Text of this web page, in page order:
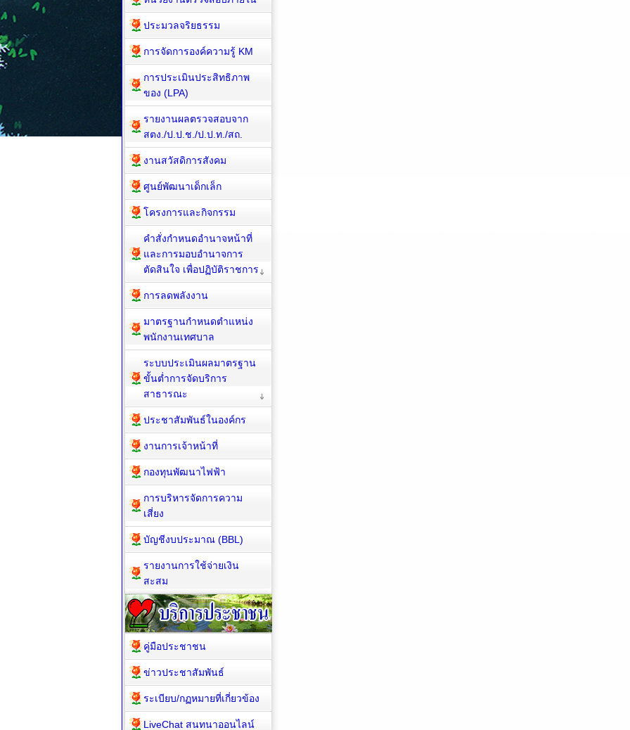
ประมวลจริยธรรม
การจัดการองค์ความรู้ KM
การประเมินประสิทธิภาพ
ของ (LPA)
รายงานผลตรวจสอบจาก
สตง./ป.ป.ช./ป.ป.ท./สถ.
งานสวัสดิการสังคม
ศูนย์พัฒนาเด็กเล็ก
โครงการและกิจกรรม
คำสั่งกำหนดอำนาจหน้าที่
และการมอบอำนาจการ
ตัดสินใจ เพื่อปฏิบัติราชการ
การลดพลังงาน
มาตรฐานกำหนดตำแหน่ง
พนักงานเทศบาล
ระบบประเมินผลมาตรฐาน
ขั้นต่ำการจัดบริการ
สาธารณะ
ประชาสัมพันธ์ในองค์กร
งานการเจ้าหน้าที่
กองทุนพัฒนาไฟฟ้า
การบริหารจัดการความ
เสี่ยง
บัญชีงบประมาณ (BBL)
รายงานการใช้จ่ายเงิน
สะสม
คู่มือประชาชน
ข่าวประชาสัมพันธ์
ระเบียบ/กฏหมายที่เกี่ยวข้อง
LiveChat สนทนาออนไลน์